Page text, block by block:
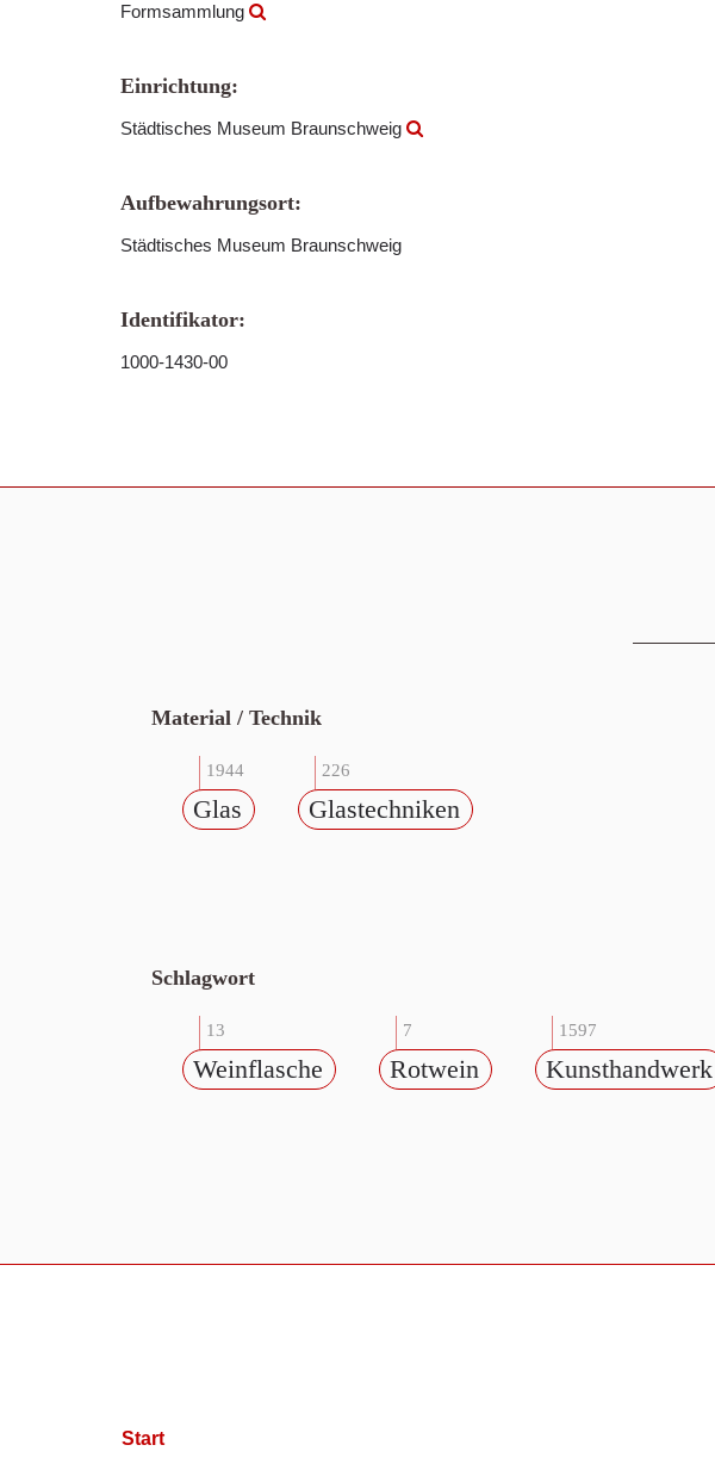
Formsammlung
Einrichtung:
Städtisches Museum Braunschweig
Aufbewahrungsort:
Städtisches Museum Braunschweig
Identifikator:
1000-1430-00
Material / Technik
1944
Glas
226
Glastechniken
Schlagwort
13
Weinflasche
7
Rotwein
1597
Kunsthandwerk
Start